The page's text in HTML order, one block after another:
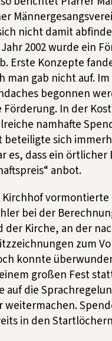
nicht damit
2002 wurde ein
Erste Konzepte
gab nicht auf.
begonnen
In der
namhafte
beteiligte sich
es, dass ein
anbot.
bei der
Kirche, an der
zum
konnte
großen Fest
die
in den